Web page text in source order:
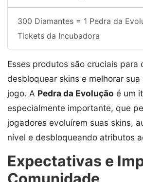
300 Diamantes = 1 Pedra da
Tickets da Incubadora
Esses produtos são cruciais para
desbloquear skins e melhorar
jogo. A Pedra da Evolução é um
especialmente importante, que
jogadores evoluírem suas skins,
nível e desbloqueando atributos
Expectativas e